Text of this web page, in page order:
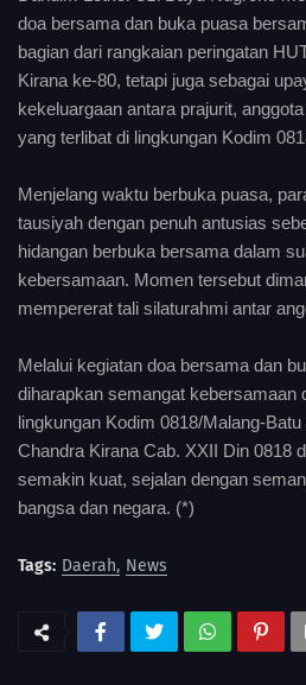
doa bersama dan buka puasa
bagian dari rangkaian peringatan
Kirana ke-80, tetapi juga sebagai
kekeluargaan antara prajurit,
yang terlibat di lingkungan Kodim
Menjelang waktu berbuka puasa,
tausiyah dengan penuh antusias
hidangan berbuka bersama dalam
kebersamaan. Momen tersebut
mempererat tali silaturahmi antar
Melalui kegiatan doa bersama dan
diharapkan semangat kebersamaan
lingkungan Kodim 0818/Malang-
Chandra Kirana Cab. XXII Din 0818
semakin kuat, sejalan dengan
bangsa dan negara. (*)
Tags: Daerah News